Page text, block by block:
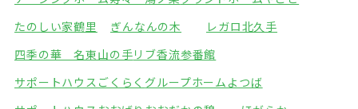
たのしい家鶴里
ぎんなんの木
レガロ北久手
四季の華 名東山の手リブ香流参番館
サポートハウスごくらく グループホームよつば